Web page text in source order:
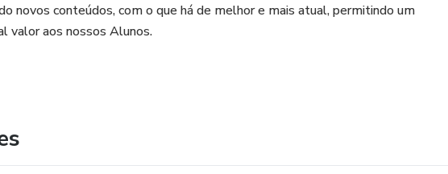
novos conteúdos, com o que há de melhor e mais atual, permitindo um
valor aos nossos Alunos.